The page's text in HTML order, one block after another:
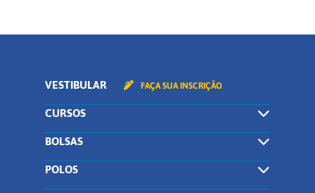
VESTIBULAR FAÇA SUA INSCRIÇÃO
CURSOS
BOLSAS
POLOS